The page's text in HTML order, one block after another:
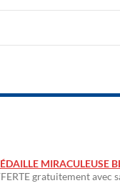
MIRACULEUSE
gratuitement avec